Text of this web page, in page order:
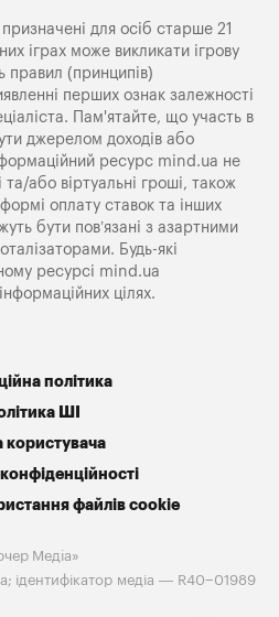
для осіб старше 21
іграх може викликати ігрову
правил (принципів)
перших ознак залежності
Пам'ятайте, що участь в
джерелом доходів або
ресурс mind.ua не
або віртуальні гроші, також
оплату ставок та інших
бути пов’язані з азартними
Будь-які
ресурсі mind.ua
цілях.
політика
ШІ
користувача
файлів cookie
Медiа»
ідентифікатор медіа — R40−01989